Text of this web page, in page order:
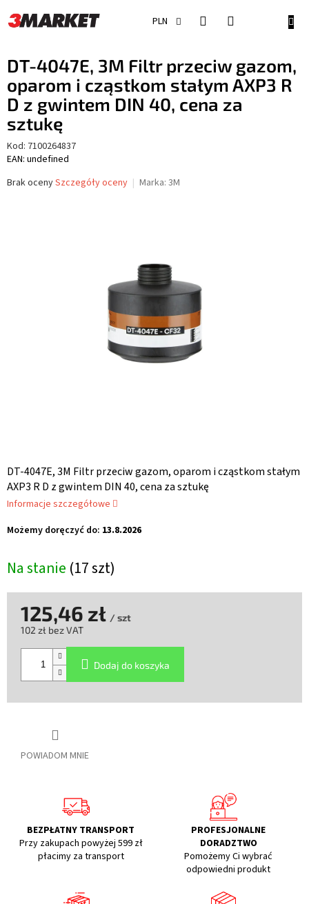
do
treści
PLN
DT-4047E, 3M Filtr przeciw gazom,
oparom i cząstkom stałym AXP3 R
D z gwintem DIN 40, cena za
sztukę
Kod: 7100264837
EAN: undefined
Średnia
Brak ocenySzczegóły oceny Marka: 3M
Na stanie (17 szt)
Możemy doręczyć do: 13.8.2026
DT-4047E, 3M Filtr przeciw gazom, oparom i cząstkom stałym
AXP3 R D z gwintem DIN 40, cena za sztukę
Informacje szczegółowe
POWIADOM MNIE
125,46 zł / szt
102 zł bez VAT
jednostkowa:
Dodaj do koszyka
BEZPŁATNY TRANSPORT
Przy zakupach powyżej 599 zł
płacimy za transport
PROFESJONALNE
DORADZTWO
Pomożemy Ci wybrać
odpowiedni produkt